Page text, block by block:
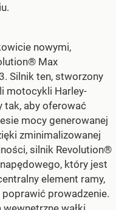
nowymi,
Max
Silnik ten, stworzony
motocykli Harley-
tak, aby oferować
mocy generowanej
zminimalizowanej
silnik Revolution®
który jest
element ramy,
prowadzenie.